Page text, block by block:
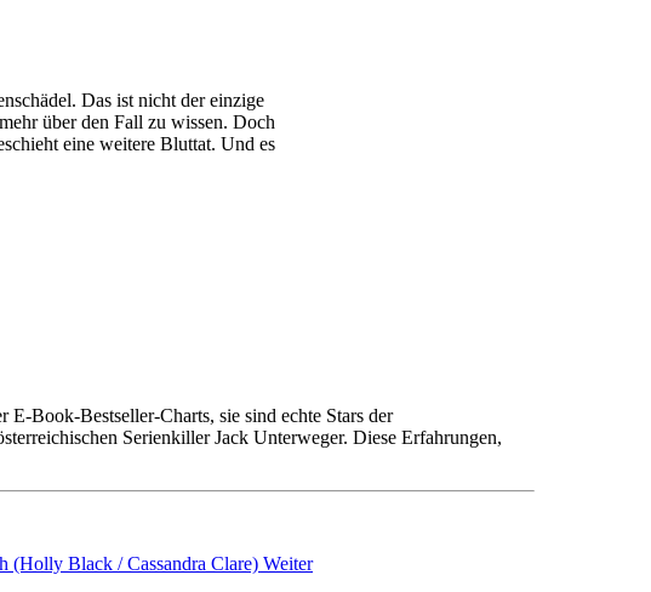
Das ist nicht der einzige
über den Fall zu wissen. Doch
eine weitere Bluttat. Und es
Book-Bestseller-Charts, sie sind echte Stars der
Serienkiller Jack Unterweger. Diese Erfahrungen,
(Holly Black / Cassandra Clare) Weiter